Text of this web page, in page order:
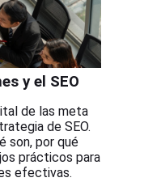
y el SEO
de las meta
de SEO.
son, por qué
prácticos para
efectivas.